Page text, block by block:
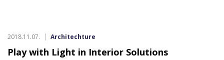
2018.11.07. Architechture
Play with Light in Interior Solutions